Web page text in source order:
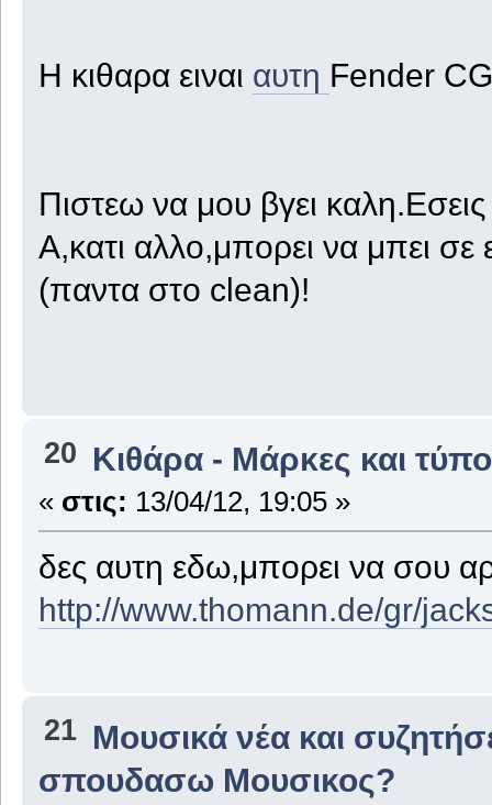
Η κιθαρα ειναι αυτη Fender
Πιστεω να μου βγει καλη.Εσεις
Α,κατι αλλο,μπορει να μπει σε
(παντα στο clean)!
20 Κιθάρα - Μάρκες και
« στις: 13/04/12, 19:05 »
δες αυτη εδω,μπορει να σου
http://www.thomann.de/gr/
21 Μουσικά νέα και
σπουδασω Μουσικος?